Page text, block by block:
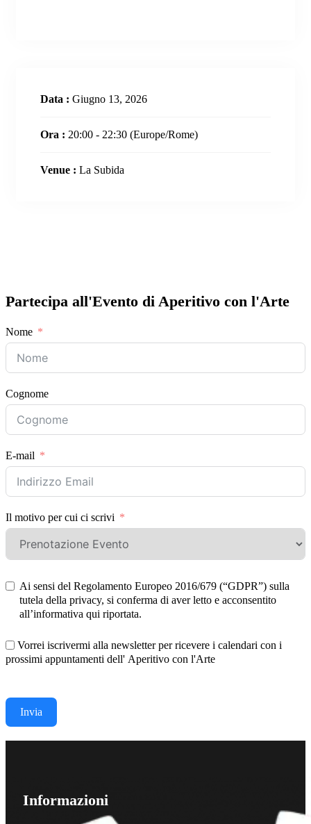
Data : Giugno 13, 2026
Ora : 20:00 - 22:30 (Europe/Rome)
Venue : La Subida
Partecipa all'Evento di Aperitivo con l'Arte
Nome
Cognome
E-mail
Il motivo per cui ci scrivi
Ai sensi del Regolamento Europeo 2016/679 (“GDPR”) sulla
tutela della privacy, si conferma di aver letto e acconsentito
all’informativa qui riportata.
Vorrei iscrivermi alla newsletter per ricevere i calendari con i
prossimi appuntamenti dell' Aperitivo con l'Arte
Invia
Informazioni